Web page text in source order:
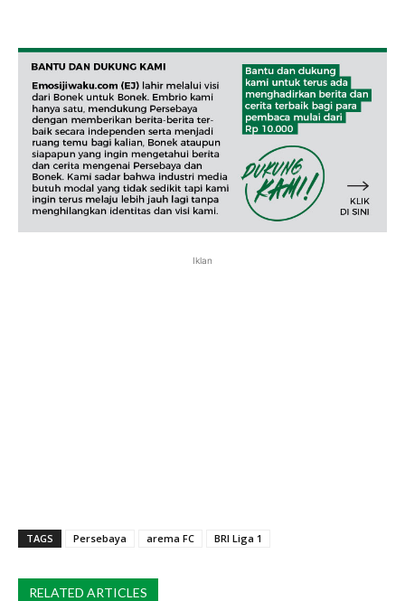
Iklan
TAGS Persebaya arema FC BRI Liga 1
RELATED ARTICLES